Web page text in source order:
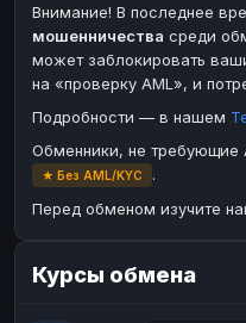
SOL
Ripple
Paxum
Perfect Money
Payoneer
Внимание! В последнее
мошенничества среди
может заблокировать
на «проверку AML», и
Подробности — в нашем
Обменники, не требующие
★ Без AML/KYC
.
Перед обменом изучите
Курсы обмена